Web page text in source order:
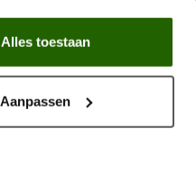
Alles toestaan
Aanpassen